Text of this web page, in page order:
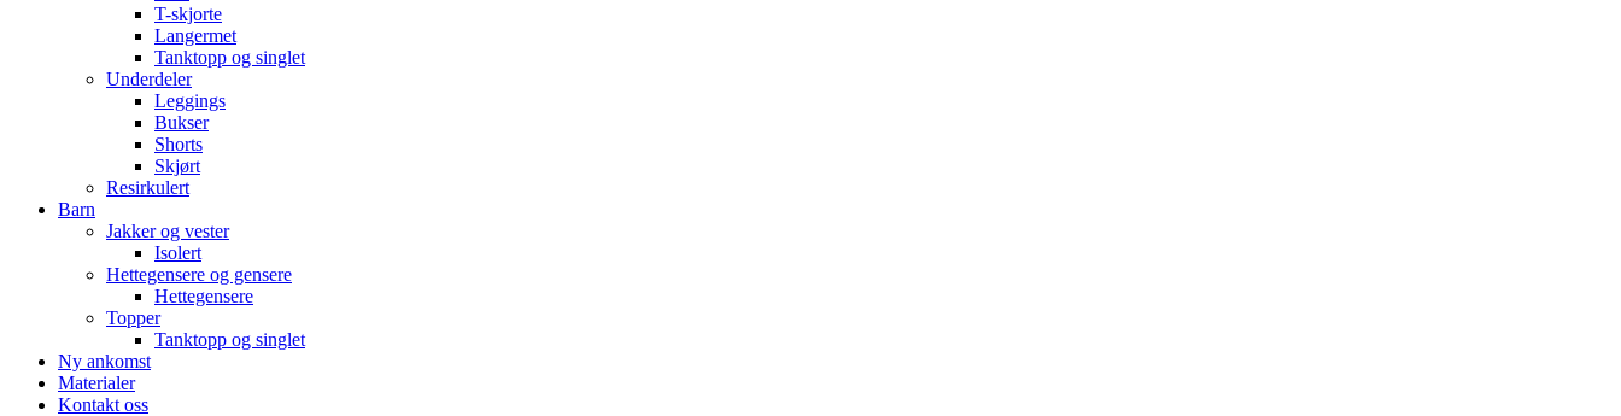
T-skjorte
Langermet
Tanktopp og singlet
Underdeler
Leggings
Bukser
Shorts
Skjørt
Resirkulert
Barn
Jakker og vester
Isolert
Hettegensere og gensere
Hettegensere
Topper
Tanktopp og singlet
Ny ankomst
Materialer
Kontakt oss